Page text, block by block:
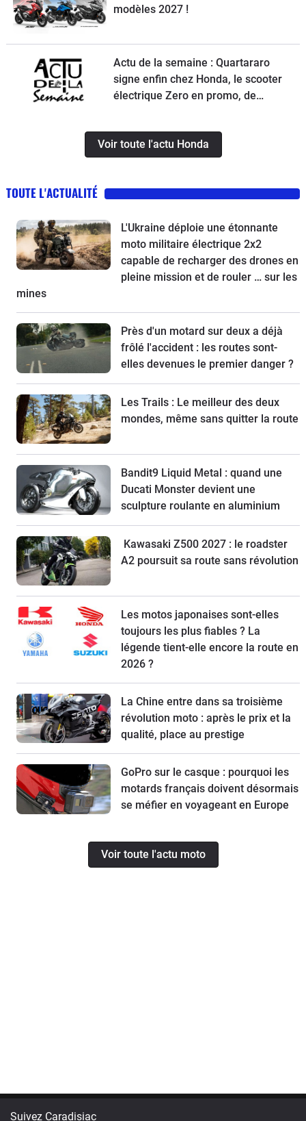
modèles 2027 !
Actu de la semaine : Quartararo
signe enfin chez Honda, le scooter
électrique Zero en promo, de
trottinettes, un Chinois ambitieux et
KTM à la relance
Voir toute l'actu Honda
TOUTE L'ACTUALITÉ
L'Ukraine déploie une étonnante
moto militaire électrique 2x2
capable de recharger des drones en
pleine mission et de rouler … sur les
mines
Près d'un motard sur deux a déjà
frôlé l'accident : les routes sont-
elles devenues le premier danger ?
Les Trails : Le meilleur des deux
mondes, même sans quitter la route
Bandit9 Liquid Metal : quand une
Ducati Monster devient une
sculpture roulante en aluminium
Kawasaki Z500 2027 : le roadster
A2 poursuit sa route sans révolution
Les motos japonaises sont-elles
toujours les plus fiables ? La
légende tient-elle encore la route en
2026 ?
La Chine entre dans sa troisième
révolution moto : après le prix et la
qualité, place au prestige
GoPro sur le casque : pourquoi les
motards français doivent désormais
se méfier en voyageant en Europe
Voir toute l'actu moto
Suivez Caradisiac